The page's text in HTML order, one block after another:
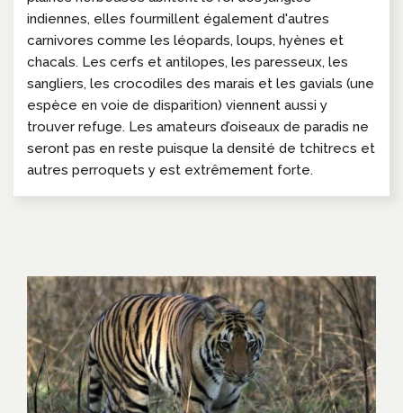
indiennes, elles fourmillent également d'autres
carnivores comme les léopards, loups, hyènes et
chacals. Les cerfs et antilopes, les paresseux, les
sangliers, les crocodiles des marais et les gavials (une
espèce en voie de disparition) viennent aussi y
trouver refuge. Les amateurs d’oiseaux de paradis ne
seront pas en reste puisque la densité de tchitrecs et
autres perroquets y est extrêmement forte.